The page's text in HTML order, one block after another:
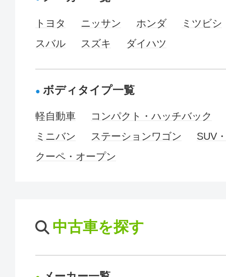
トヨタ ニッサン ホンダ
ミツビシ
スバル
スズキ ダイハツ
ボディタイプ一覧
軽自動車
コンパクト・ハッチバック
ミニバン
ステーションワゴン
SUV
クーペ・オープン
中古車を探す